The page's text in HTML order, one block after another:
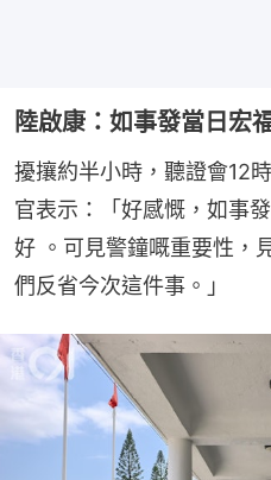
陸啟康：如事發當日宏
擾攘約半小時，聽證會12
官表示：「好感慨，如事
好 。可見警鐘嘅重要性，
們反省今次這件事。」